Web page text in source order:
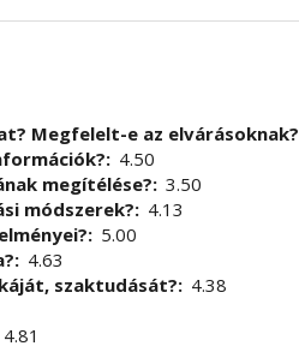
Megfelelt-e az elvárásoknak?
4.50
megítélése? 3.50
módszerek?
4.13
5.00
4.63
szaktudását?
4.38
4.81